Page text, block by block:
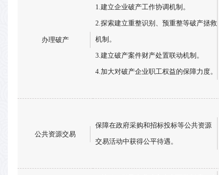
办理破产
1.建立企业破产工作协调机制。
2.探索建立重整识别、预重整等破产拯救
机制。
3.建立破产案件财产处置联动机制。
4.加大对破产企业职工权益的保障力度。
公共资源交易
保障在政府采购和招标投标等公共资源
交易活动中获得公平待遇。